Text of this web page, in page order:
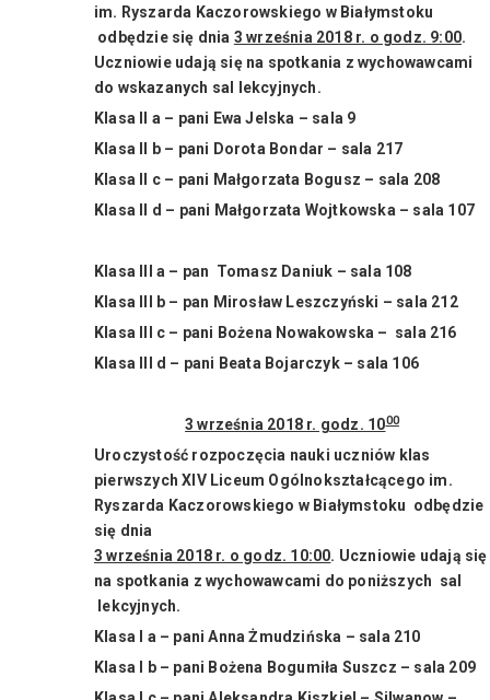
im. Ryszarda Kaczorowskiego w Białymstoku
odbędzie się dnia 3 września 2018 r. o godz. 9:00.
Uczniowie udają się na spotkania z wychowawcami
do wskazanych sal lekcyjnych.
Klasa II a – pani Ewa Jelska – sala 9
Klasa II b – pani Dorota Bondar – sala 217
Klasa II c – pani Małgorzata Bogusz – sala 208
Klasa II d – pani Małgorzata Wojtkowska – sala 107
Klasa III a – pan Tomasz Daniuk – sala 108
Klasa III b – pan Mirosław Leszczyński – sala 212
Klasa III c – pani Bożena Nowakowska – sala 216
Klasa III d – pani Beata Bojarczyk – sala 106
3 września 2018 r. godz. 1000
Uroczystość rozpoczęcia nauki uczniów klas
pierwszych XIV Liceum Ogólnokształcącego im.
Ryszarda Kaczorowskiego w Białymstoku odbędzie
się dnia
3 września 2018 r. o godz. 10:00. Uczniowie udają się
na spotkania z wychowawcami do poniższych sal
lekcyjnych.
Klasa I a – pani Anna Żmudzińska – sala 210
Klasa I b – pani Bożena Bogumiła Suszcz – sala 209